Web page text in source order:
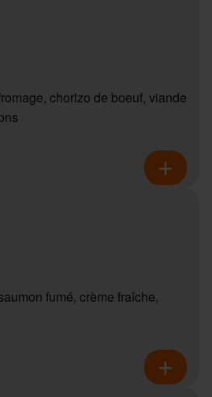
chorizo de boeuf, viande
fumé, crème fraîche,